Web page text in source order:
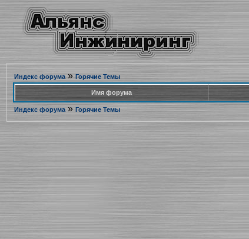
Индекс форума» Горячие Темы
Имя форума
Индекс форума» Горячие Темы